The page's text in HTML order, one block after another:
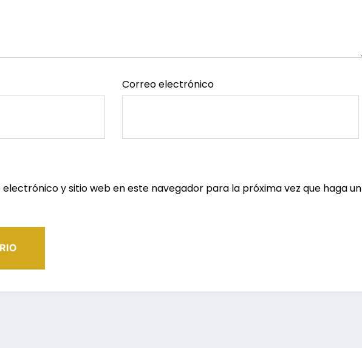
Correo electrónico
y sitio web en este navegador para la próxima vez que haga un